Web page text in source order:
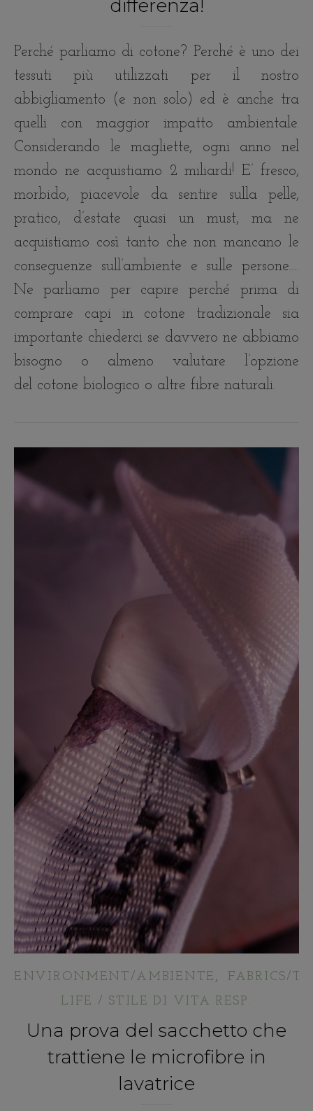
differenza!
Perché parliamo di cotone? Perché è uno dei
tessuti più utilizzati per il nostro
abbigliamento (e non solo) ed è anche tra
quelli con maggior impatto ambientale.
Considerando le magliette, ogni anno nel
mondo ne acquistiamo 2 miliardi! E’ fresco,
morbido, piacevole da sentire sulla pelle,
pratico, d’estate quasi un must, ma ne
acquistiamo così tanto che non mancano le
conseguenze sull’ambiente e sulle persone….
Ne parliamo per capire perché prima di
comprare capi in cotone tradizionale sia
importante chiederci se davvero ne abbiamo
bisogno o almeno valutare l’opzione
del cotone biologico o altre fibre naturali.
ENVIRONMENT/AMBIENTE ,
FABRICS/
LIFE / STILE DI VITA RESP.
Una prova del sacchetto che
trattiene le microfibre in
lavatrice